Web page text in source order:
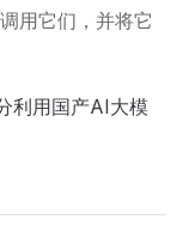
用它们，并将它
利用国产AI大模